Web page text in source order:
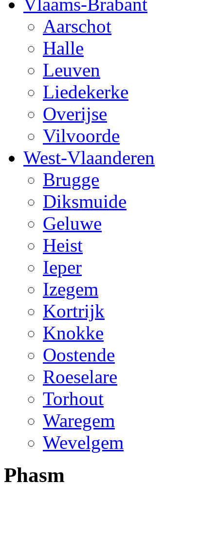
Aarschot
Halle
Leuven
Liedekerke
Overijse
Vilvoorde
West-Vlaanderen
Brugge
Diksmuide
Geluwe
Heist
Ieper
Izegem
Kortrijk
Knokke
Oostende
Roeselare
Torhout
Waregem
Wevelgem
Phasm